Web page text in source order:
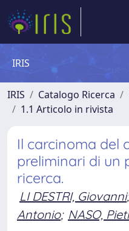
IRIS
IRIS Catalogo Ricerca
1.1 Articolo in rivista
Il carcinoma del
preliminari di un
ricerca.
LI DESTRI, Giovanni;
Antonio; NASO,